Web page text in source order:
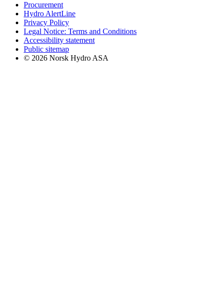
Procurement
Hydro AlertLine
Privacy Policy
Legal Notice: Terms and Conditions
Accessibility statement
Public sitemap
© 2026 Norsk Hydro ASA